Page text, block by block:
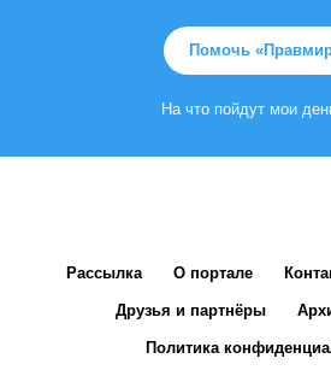
Помочь
На что пойдут мои
Рассылка О портале
Друзья и партнёры
Политика